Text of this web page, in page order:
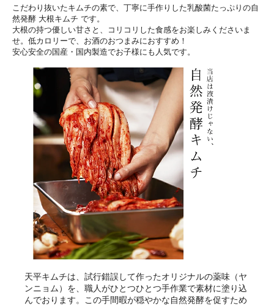
こだわり抜いたキムチの素で、丁寧に手作りした乳酸菌たっぷりの自
然発酵 大根キムチ です。
大根の持つ優しい甘さと、コリコリした食感をお楽しみくださいま
せ。低カロリーで、お酒のおつまみにおすすめ！
安心安全の国産・国内製造でお子様にも人気です。
天平キムチは、試行錯誤して作ったオリジナルの薬味（ヤ
ンニョム）を、職人がひとつひとつ手作業で素材に塗り込
んでおります。この手間暇が穏やかな自然発酵を促すため